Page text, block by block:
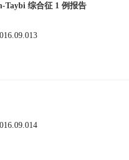
Taybi 综合征 1 例报告